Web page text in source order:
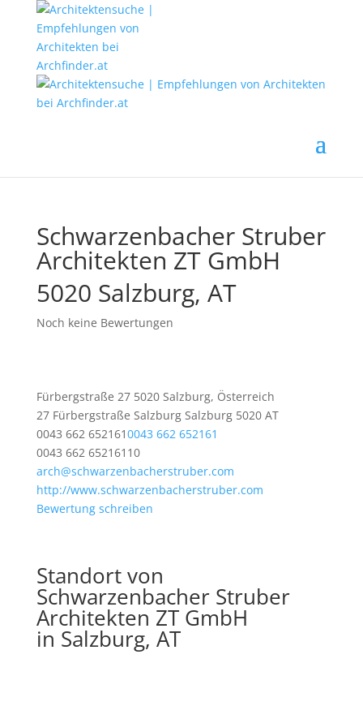
Schwarzenbacher Struber
Architekten ZT GmbH
5020 Salzburg, AT
Noch keine Bewertungen
Fürbergstraße 27 5020 Salzburg, Österreich
27 Fürbergstraße Salzburg Salzburg 5020 AT
0043 662 6521610043 662 652161
0043 662 65216110
arch@schwarzenbacherstruber.com
http://www.schwarzenbacherstruber.com
Bewertung schreiben
Standort von
Schwarzenbacher Struber
Architekten ZT GmbH
in Salzburg, AT